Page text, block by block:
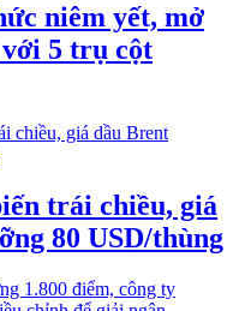
niêm yết, mở
5 trụ cột
trái chiều, giá
80 USD/thùng